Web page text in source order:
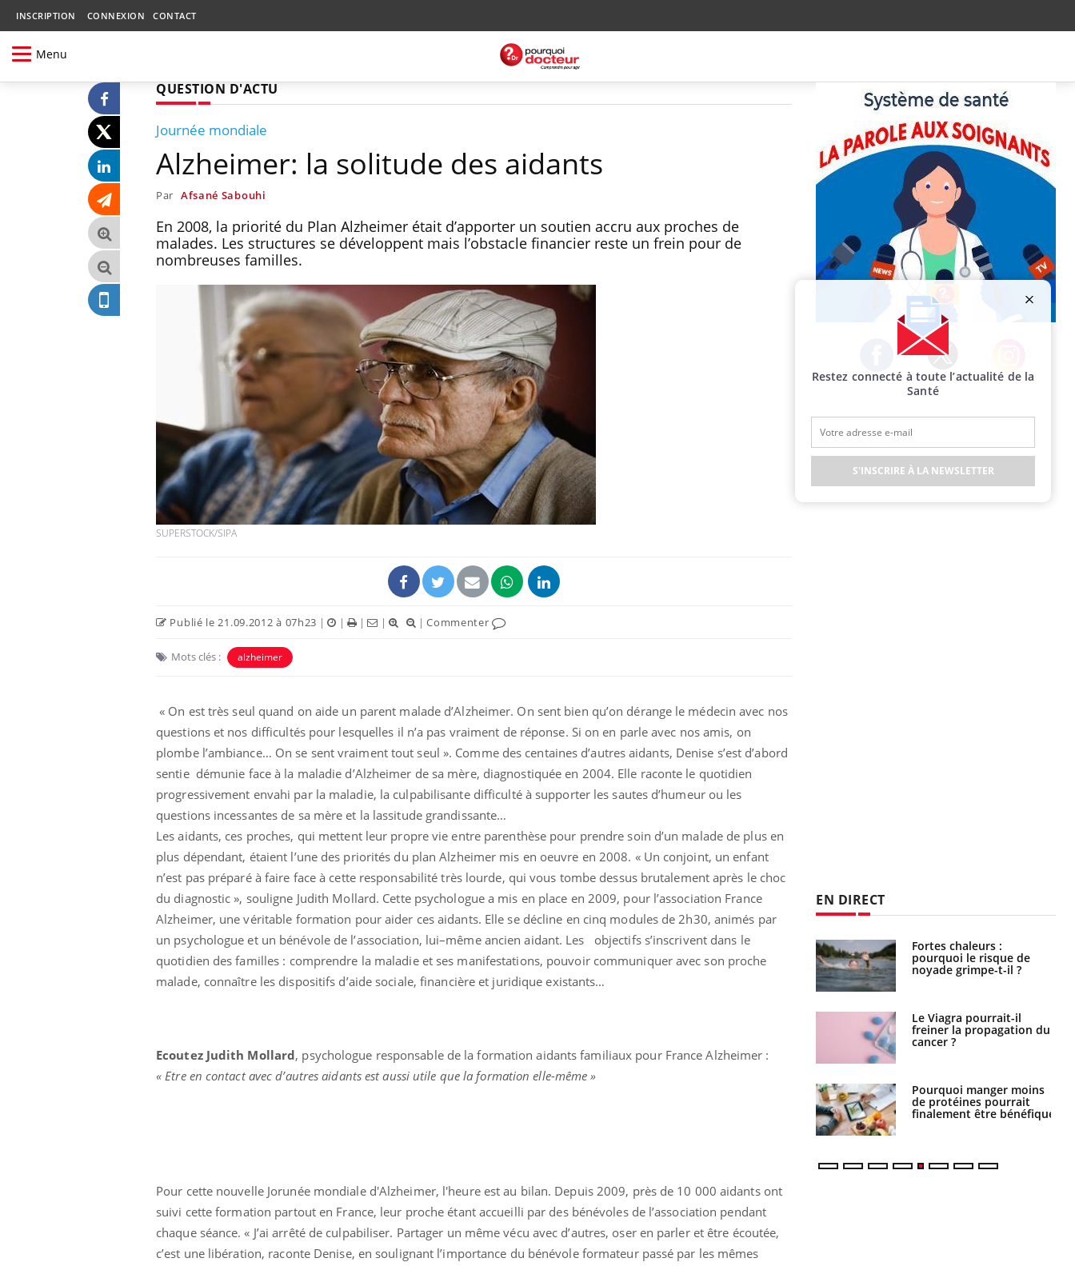
INSCRIPTION CONNEXION CONTACT
Menu
QUESTION D'ACTU
Journée mondiale
Alzheimer: la solitude des aidants
Par Afsané Sabouhi
En 2008, la priorité du Plan Alzheimer était d’apporter un soutien accru aux proches de
malades. Les structures se développent mais l’obstacle financier reste un frein pour de
nombreuses familles.
SUPERSTOCK/SIPA
Publié le 21.09.2012 à 07h23 | | | | |Commenter
Mots clés : alzheimer
« On est très seul quand on aide un parent malade d’Alzheimer. On sent bien qu’on dérange le médecin avec nos
questions et nos difficultés pour lesquelles il n’a pas vraiment de réponse. Si on en parle avec nos amis, on
plombe l’ambiance… On se sent vraiment tout seul ». Comme des centaines d’autres aidants, Denise s’est d’abord
sentie démunie face à la maladie d’Alzheimer de sa mère, diagnostiquée en 2004. Elle raconte le quotidien
progressivement envahi par la maladie, la culpabilisante difficulté à supporter les sautes d’humeur ou les
questions incessantes de sa mère et la lassitude grandissante…
Les aidants, ces proches, qui mettent leur propre vie entre parenthèse pour prendre soin d’un malade de plus en
plus dépendant, étaient l’une des priorités du plan Alzheimer mis en oeuvre en 2008. « Un conjoint, un enfant
n’est pas préparé à faire face à cette responsabilité très lourde, qui vous tombe dessus brutalement après le choc
du diagnostic », souligne Judith Mollard. Cette psychologue a mis en place en 2009, pour l’association France
Alzheimer, une véritable formation pour aider ces aidants. Elle se décline en cinq modules de 2h30, animés par
un psychologue et un bénévole de l’association, lui–même ancien aidant. Les objectifs s’inscrivent dans le
quotidien des familles : comprendre la maladie et ses manifestations, pouvoir communiquer avec son proche
malade, connaître les dispositifs d’aide sociale, financière et juridique existants…
Ecoutez Judith Mollard, psychologue responsable de la formation aidants familiaux pour France Alzheimer :
« Etre en contact avec d’autres aidants est aussi utile que la formation elle-même »
Pour cette nouvelle Jorunée mondiale d'Alzheimer, l'heure est au bilan. Depuis 2009, près de 10 000 aidants ont
suivi cette formation partout en France, leur proche étant accueilli par des bénévoles de l’association pendant
chaque séance. « J’ai arrêté de culpabiliser. Partager un même vécu avec d’autres, oser en parler et être écoutée,
c’est une libération, raconte Denise, en soulignant l’importance du bénévole formateur passé par les mêmes
Facebook Twitter Instagram
EN DIRECT
Comment oublier les
écrans en vacances ?
sur nos soirées
Chikungunya, dengue,
West Nile : que se passe-
t-il dans le sud de la
France ?
La sieste empêche-t-elle
de dormir la nuit ?
Fortes chaleurs :
pourquoi le risque de
noyade grimpe-t-il ?
Le Viagra pourrait-il
freiner la propagation du
cancer ?
Pourquoi manger moins
de protéines pourrait
finalement être bénéfique
Restez connecté à toute l’actualité de la
Santé
S'INSCRIRE À LA NEWSLETTER